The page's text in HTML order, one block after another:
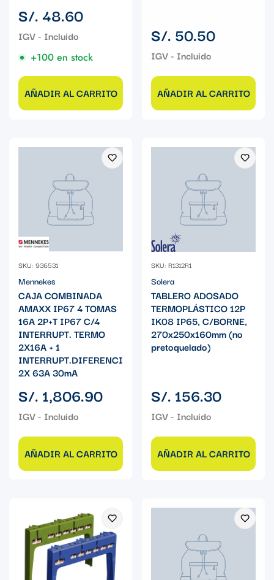
Precio
regular
S/. 48.60
+100 en stock
AÑADIR AL CARRITO
Precio
regular
S/. 50.50
AÑADIR AL CARRITO
SKU: 936531
Mennekes
CAJA COMBINADA
AMAXX IP67 4 TOMAS
16A 2P+T IP67 C/4
INTERRUPT. TERMO
2X16A + 1
INTERRUPT.DIFERENCIAL
2X 63A 30mA
Precio
regular
S/. 1,806.90
AÑADIR AL CARRITO
SKU: R1312R1
Solera
TABLERO ADOSADO
TERMOPLÁSTICO 12P
IK08 IP65, C/BORNE,
270x250x160mm (no
pretoquelado)
Precio
regular
S/. 156.30
AÑADIR AL CARRITO